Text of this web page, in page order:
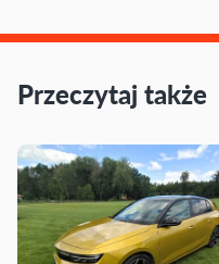
Przeczytaj także